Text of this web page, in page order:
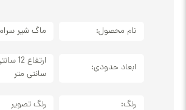
ماگ شیر سرامیکی
سانتی متر